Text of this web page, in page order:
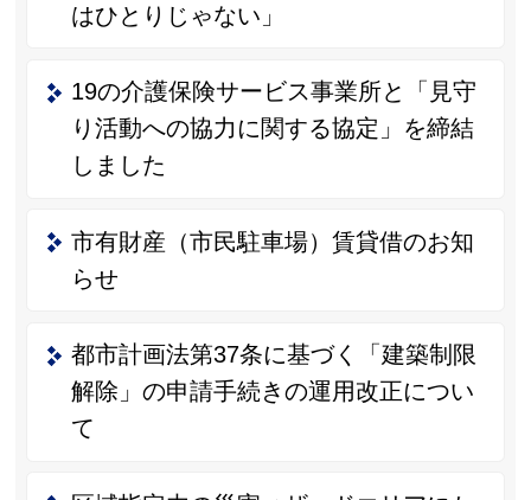
はひとりじゃない」
19の介護保険サービス事業所と「見守
り活動への協力に関する協定」を締結
しました
市有財産（市民駐車場）賃貸借のお知
らせ
都市計画法第37条に基づく「建築制限
解除」の申請手続きの運用改正につい
て